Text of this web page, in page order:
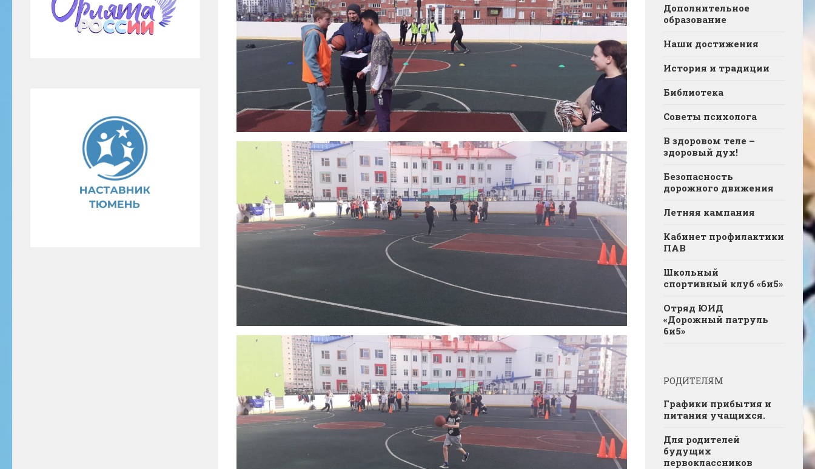
Дополнительное
образование
Наши достижения
История и традиции
Библиотека
Советы психолога
В здоровом теле –
здоровый дух!
Безопасность
дорожного движения
Летняя кампания
Кабинет профилактики
ПАВ
Школьный
спортивный клуб «6и5»
Отряд ЮИД
«Дорожный патруль
6и5»
РОДИТЕЛЯМ
Графики прибытия и
питания учащихся.
Для родителей
будущих
первоклассников